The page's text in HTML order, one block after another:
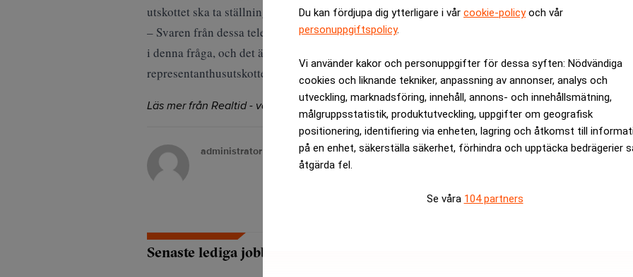
Du kan fördjupa dig ytterligare i vår cookie-policyoch vår
personuppgiftspolicy.
Vi använder kakor och personuppgifter för dessa syften: Nödvändiga
cookies och liknande tekniker, anpassning av annonser, analys och
utveckling, marknadsföring, innehåll, annons- och innehållsmätning,
målgruppsstatistik, produktutveckling, uppgifter om geografisk
positionering, identifiering via enheten, lagring och åtkomst till
på en enhet, säkerställa säkerhet, förhindra och upptäcka bedrägerier
åtgärda fel.
Se våra 104 partners
utskottet ska ta ställning till om bolagen ska kunna straffas.
– Svaren från dessa telekombolag visar behovet av att kongressen fortsätter kräva svar av
i denna fråga, och det är dags för administrationen att visa sina kort, säger Edward Markey,
representanthusutskottet.
Läs mer från Realtid - vårt nyhetsbrev är kostnadsfritt: Prenumerera
administrator
Senaste lediga jobben